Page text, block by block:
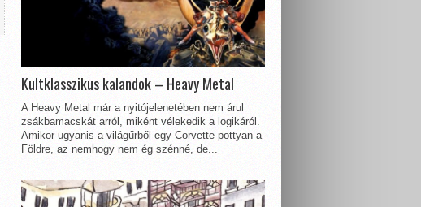
Kultklasszikus kalandok – Heavy Metal
A Heavy Metal már a nyitójelenetében nem árul
zsákbamacskát arról, miként vélekedik a logikáról.
Amikor ugyanis a világűrből egy Corvette pottyan a
Földre, az nemhogy nem ég szénné, de...